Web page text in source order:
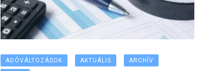
ADÓVÁLTOZÁSOK AKTUÁLIS ARCHÍV